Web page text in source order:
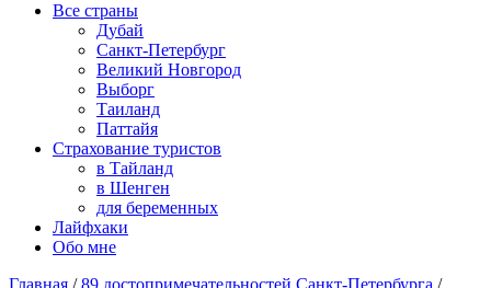
Все страны
Дубай
Санкт-Петербург
Великий Новгород
Выборг
Таиланд
Паттайя
Страхование туристов
в Тайланд
в Шенген
для беременных
Лайфхаки
Обо мне
Главная / 89 достопримечательностей Санкт-Петербурга /